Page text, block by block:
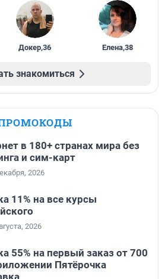
Докер,36 Елена,38
знакомиться
в 180+ странах мира без
и сим-карт
2026
11% на все курсы
2026
55% на первый заказ от 700
Пятёрочка